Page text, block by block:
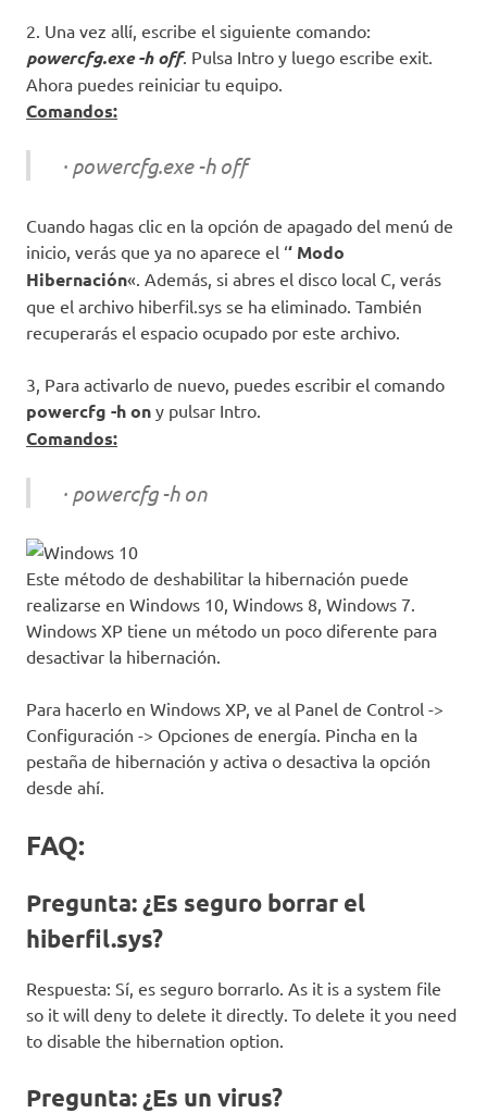
2. Una vez allí, escribe el siguiente comando:
powercfg.exe -h off. Pulsa Intro y luego escribe exit.
Ahora puedes reiniciar tu equipo.
Comandos:
· powercfg.exe -h off
Cuando hagas clic en la opción de apagado del menú de
inicio, verás que ya no aparece el ‘‘ Modo
Hibernación«. Además, si abres el disco local C, verás
que el archivo hiberfil.sys se ha eliminado. También
recuperarás el espacio ocupado por este archivo.
3, Para activarlo de nuevo, puedes escribir el comando
powercfg -h on y pulsar Intro.
Comandos:
· powercfg -h on
Este método de deshabilitar la hibernación puede
realizarse en Windows 10, Windows 8, Windows 7.
Windows XP tiene un método un poco diferente para
desactivar la hibernación.
Para hacerlo en Windows XP, ve al Panel de Control ->
Configuración -> Opciones de energía. Pincha en la
pestaña de hibernación y activa o desactiva la opción
desde ahí.
FAQ:
Pregunta: ¿Es seguro borrar el
hiberfil.sys?
Respuesta: Sí, es seguro borrarlo. As it is a system file
so it will deny to delete it directly. To delete it you need
to disable the hibernation option.
Pregunta: ¿Es un virus?